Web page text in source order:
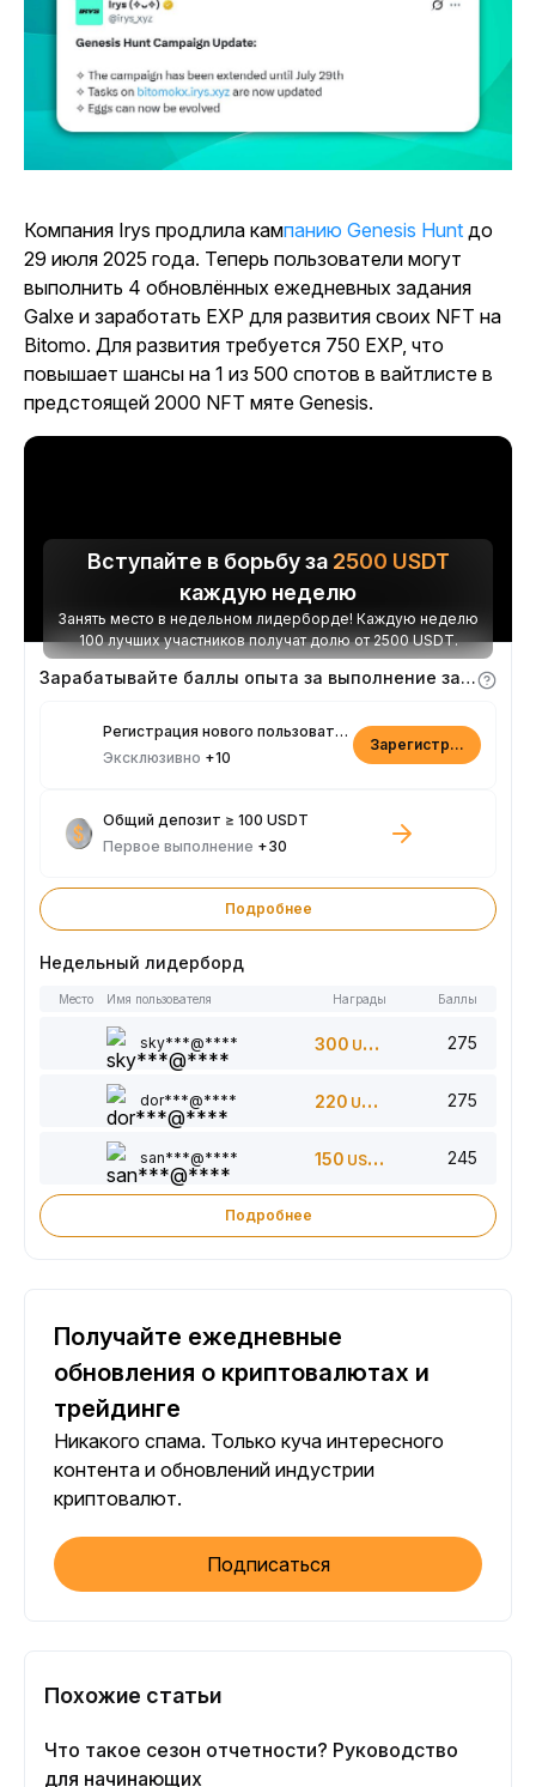
Компания Irys продлила кампанию Genesis Hunt до
29 июля 2025 года. Теперь пользователи могут
выполнить 4 обновлённых ежедневных задания
Galxe и заработать EXP для развития своих NFT на
Bitomo. Для развития требуется 750 EXP, что
повышает шансы на 1 из 500 спотов в вайтлисте в
предстоящей 2000 NFT мяте Genesis.
Вступайте в борьбу за 2500 USDT
каждую неделю
Занять место в недельном лидерборде! Каждую неделю
100 лучших участников получат долю от 2500 USDT.
Зарабатывайте баллы опыта за выполнение заданий
Регистрация нового пользователя
Эксклюзивно +10
Зарегистрироваться
Общий депозит ≥ 100 USDT
Первое выполнение +30
Подробнее
Недельный лидерборд
Место Имя пользователя Награды Баллы
sky***@**** 300 USDT 275
dor***@**** 220 USDT 275
san***@**** 150 USDT 245
Подробнее
Получайте ежедневные
обновления о криптовалютах и
трейдинге
Никакого спама. Только куча интересного
контента и обновлений индустрии
криптовалют.
Подписаться
Похожие статьи
Что такое сезон отчетности? Руководство
для начинающих